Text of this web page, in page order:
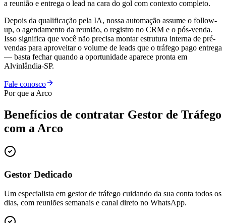
a reunião e entrega o lead na cara do gol com contexto completo.
Depois da qualificação pela IA, nossa automação assume o follow-
up, o agendamento da reunião, o registro no CRM e o pós-venda.
Isso significa que você não precisa montar estrutura interna de pré-
vendas para aproveitar o volume de leads que o tráfego pago entrega
— basta fechar quando a oportunidade aparece pronta em
Alvinlândia-SP.
Fale conosco
Por que a Arco
Benefícios de contratar Gestor de Tráfego
com a Arco
Gestor Dedicado
Um especialista em gestor de tráfego cuidando da sua conta todos os
dias, com reuniões semanais e canal direto no WhatsApp.